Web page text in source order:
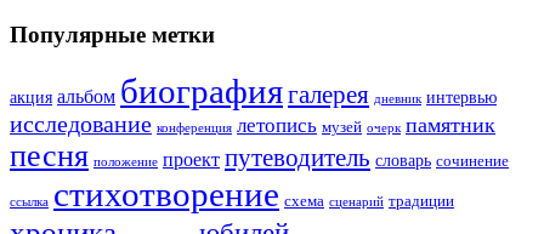
Популярные метки
акция альбом биографиягалерея дневник интервью
исследование конференция летопись музей очерк памятник
песня положение проект путеводитель словарь сочинение
ссылка стихотворение схема сценарий традиции